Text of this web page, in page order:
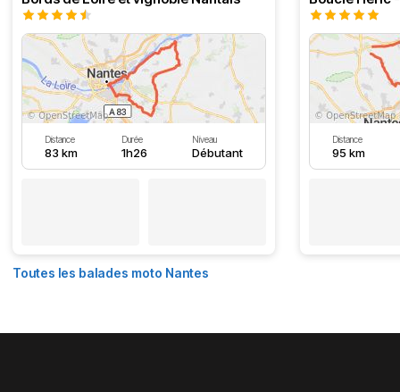
Distance
83 km
Durée
1h26
Niveau
Débutant
Distance
95 km
Toutes les balades moto Nantes